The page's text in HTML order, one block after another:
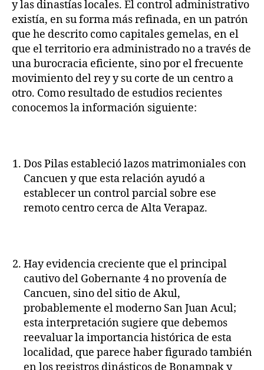
y las dinastías locales. El control administrativo
existía, en su forma más refinada, en un patrón
que he descrito como capitales gemelas, en el
que el territorio era administrado no a través de
una burocracia eficiente, sino por el frecuente
movimiento del rey y su corte de un centro a
otro. Como resultado de estudios recientes
conocemos la información siguiente:
Dos Pilas estableció lazos matrimoniales con
Cancuen y que esta relación ayudó a
establecer un control parcial sobre ese
remoto centro cerca de Alta Verapaz.
Hay evidencia creciente que el principal
cautivo del Gobernante 4 no provenía de
Cancuen, sino del sitio de Akul,
probablemente el moderno San Juan Acul;
esta interpretación sugiere que debemos
reevaluar la importancia histórica de esta
localidad, que parece haber figurado también